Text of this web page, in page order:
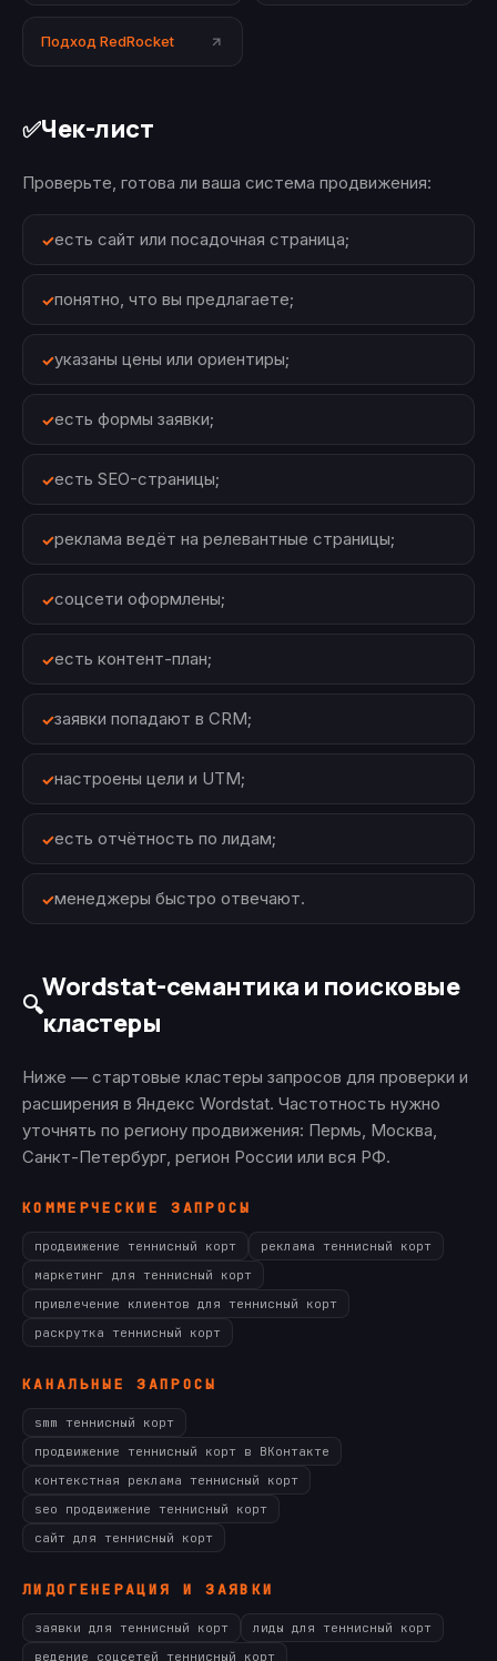
Подход RedRocket
✅Чек-лист
Проверьте, готова ли ваша система продвижения:
есть сайт или посадочная страница;
понятно, что вы предлагаете;
указаны цены или ориентиры;
есть формы заявки;
есть SEO-страницы;
реклама ведёт на релевантные страницы;
соцсети оформлены;
есть контент-план;
заявки попадают в CRM;
настроены цели и UTM;
есть отчётность по лидам;
менеджеры быстро отвечают.
🔍
Wordstat-семантика и поисковые
кластеры
Ниже — стартовые кластеры запросов для проверки и
расширения в Яндекс Wordstat. Частотность нужно
уточнять по региону продвижения: Пермь, Москва,
Санкт-Петербург, регион России или вся РФ.
КОММЕРЧЕСКИЕ ЗАПРОСЫ
продвижение теннисный корт
реклама теннисный корт
маркетинг для теннисный корт
привлечение клиентов для теннисный корт
раскрутка теннисный корт
КАНАЛЬНЫЕ ЗАПРОСЫ
smm теннисный корт
продвижение теннисный корт в ВКонтакте
контекстная реклама теннисный корт
seo продвижение теннисный корт
сайт для теннисный корт
ЛИДОГЕНЕРАЦИЯ И ЗАЯВКИ
заявки для теннисный корт
лиды для теннисный корт
ведение соцсетей теннисный корт